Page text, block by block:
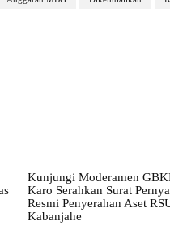
Kunjungi Moderamen
Karo Serahkan Surat
Resmi Penyerahan Aset
Kabanjahe